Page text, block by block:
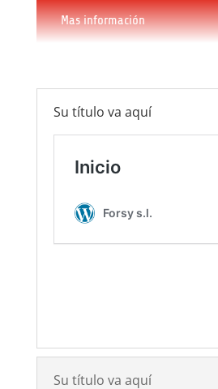
Mas información
Su título va aquí
Su título va aquí